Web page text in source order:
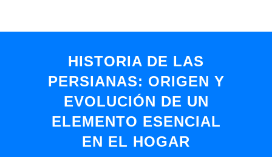
HISTORIA DE LAS
PERSIANAS: ORIGEN Y
EVOLUCIÓN DE UN
ELEMENTO ESENCIAL
EN EL HOGAR